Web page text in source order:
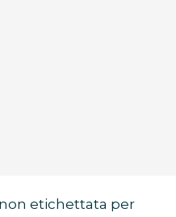
etichettata per